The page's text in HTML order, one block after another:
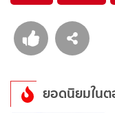
ยอดนิยมใน